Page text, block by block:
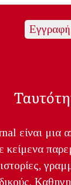
είναι μια
κείμενα
ιστορίες,